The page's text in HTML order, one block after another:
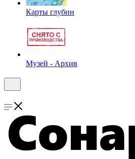
Карты глубин
Музей - Архив